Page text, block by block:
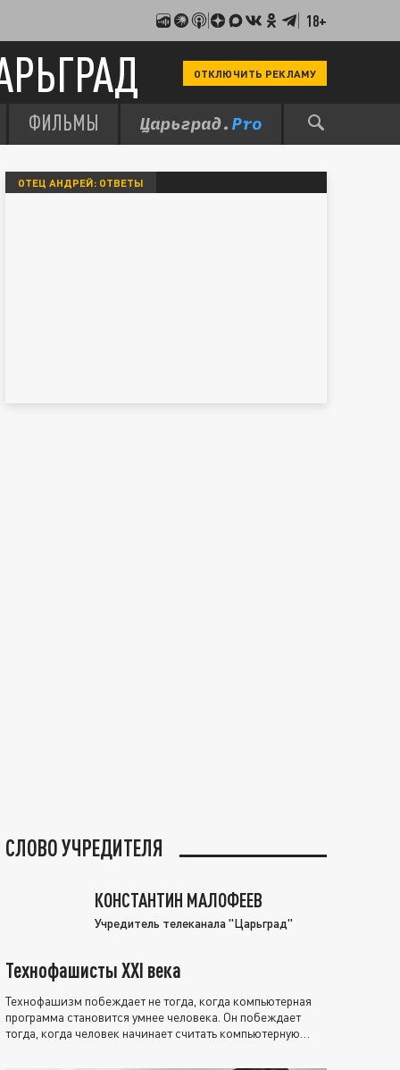
18+
ОТКЛЮЧИТЬ РЕКЛАМУ
ФИЛЬМЫ
ОТЕЦ АНДРЕЙ: ОТВЕТЫ
СЛОВО УЧРЕДИТЕЛЯ
КОНСТАНТИН МАЛОФЕЕВ
Учредитель телеканала "Царьград"
Технофашисты XXI века
Технофашизм побеждает не тогда, когда компьютерная
программа становится умнее человека. Он побеждает
тогда, когда человек начинает считать компьютерную